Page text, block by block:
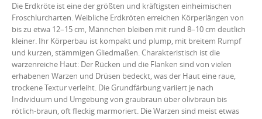
LINK
EMBED
Die Erdkröte ist eine der größten und kräftigsten einheimischen
Froschlurcharten. Weibliche Erdkröten erreichen Körperlängen von
bis zu etwa 12–15 cm, Männchen bleiben mit rund 8–10 cm deutlich
kleiner. Ihr Körperbau ist kompakt und plump, mit breitem Rumpf
und kurzen, stämmigen Gliedmaßen. Charakteristisch ist die
warzenreiche Haut: Der Rücken und die Flanken sind von vielen
erhabenen Warzen und Drüsen bedeckt, was der Haut eine raue,
trockene Textur verleiht. Die Grundfärbung variiert je nach
Individuum und Umgebung von graubraun über olivbraun bis
rötlich-braun, oft fleckig marmoriert. Die Warzen sind meist etwas